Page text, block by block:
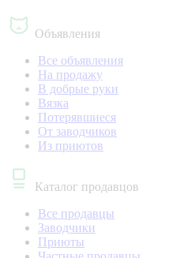
Объявления
Все объявления
На продажу
В добрые руки
Вязка
Потерявшиеся
От заводчиков
Из приютов
Каталог продавцов
Все продавцы
Заводчики
Приюты